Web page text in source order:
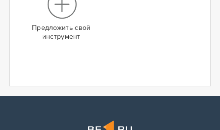
Предложить свой
инструмент